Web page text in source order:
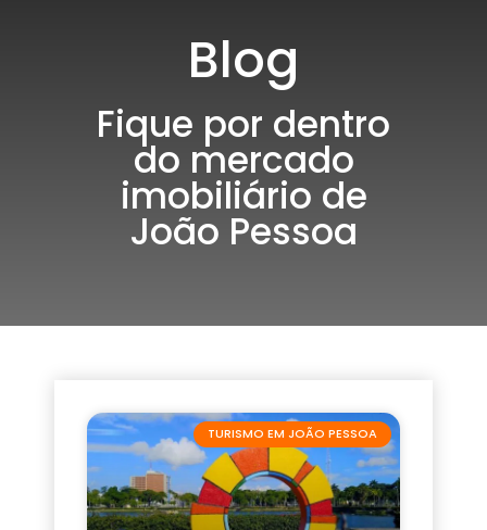
Blog
Fique por dentro
do mercado
imobiliário de
João Pessoa
TURISMO EM JOÃO PESSOA